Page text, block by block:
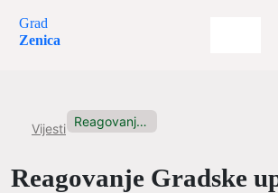
Grad
Zenica
Vijesti Reagovanje Gradske uprave i Kabineta...
Reagovanje Gradske